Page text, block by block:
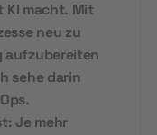
KI macht. Mit
neu zu
aufzubereiten
sehe darin
Je mehr